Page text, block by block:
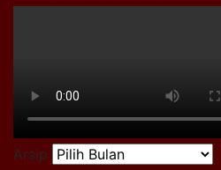
Arsip